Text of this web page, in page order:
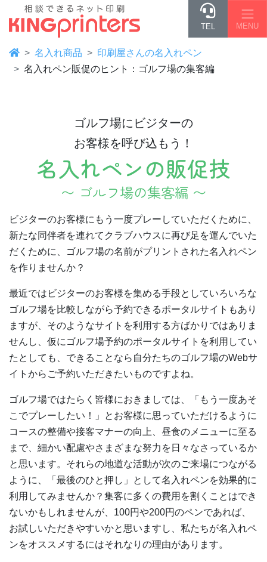
TEL MENU
名入れ商品
印刷屋さんの名入れペン
名入れペン販促のヒント：ゴルフ場の集客編
ゴルフ場にビジターの
お客様を呼び込もう！
名入れペンの販促技
〜 ゴルフ場の集客編 〜
ビジターのお客様にもう一度プレーしていただくために、
新たな同伴者を連れてクラブハウスに再び足を運んでいた
だくために、ゴルフ場の名前がプリントされた名入れペン
を作りませんか？
最近ではビジターのお客様を集める手段としていろいろな
ゴルフ場を比較しながら予約できるポータルサイトもあり
ますが、そのようなサイトを利用する方ばかりではありま
せんし、仮にゴルフ場予約のポータルサイトを利用してい
たとしても、できることなら自分たちのゴルフ場のWebサ
イトからご予約いただきたいものですよね。
ゴルフ場ではたらく皆様におきましては、「もう一度あそ
こでプレーしたい！」とお客様に思っていただけるように
コースの整備や接客マナーの向上、昼食のメニューに至る
まで、細かい配慮やさまざまな努力を日々なさっているか
と思います。それらの地道な活動が次のご来場につながる
ように、「最後のひと押し」として名入れペンを効果的に
利用してみませんか？集客に多くの費用を割くことはでき
ないかもしれませんが、100円や200円のペンであれば、
お試しいただきやすいかと思いますし、私たちが名入れペ
ンをオススメするにはそれなりの理由があります。